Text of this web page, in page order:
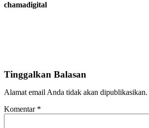
chamadigital
Tinggalkan Balasan
Alamat email Anda tidak akan dipublikasikan.
Komentar *